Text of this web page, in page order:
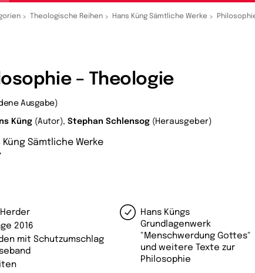
Theologische Reihen Hans Küng Sämtliche Werke
– Theologie
Ausgabe)
Küng (Autor), Stephan Schlensog (Herausgeber)
Küng Sämtliche Werke
Hans Küngs
Grundlagenwerk
"Menschwerdung Gottes"
und weitere Texte zur
Philosophie
2016
mit Schutzumschlag